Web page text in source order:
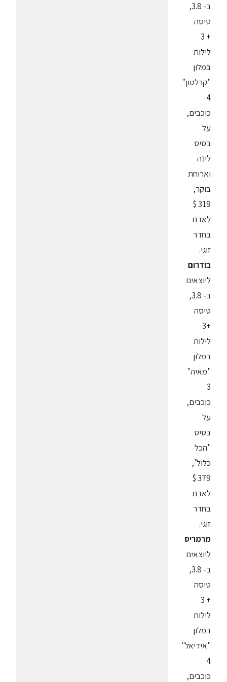
ב- 3.8,
טיסה
+ 3
לילות
במלון
"קרלטון"
4
כוכבים,
על
בסיס
לינה
וארוחת
בוקר,
319 $
לאדם
בחדר
זוגי.
בודרום
ליוצאים
ב- 3.8,
טיסה
+3
לילות
במלון
"מאיה"
3
כוכבים,
על
בסיס
"הכל
כלול",
379 $
לאדם
בחדר
זוגי.
מרמריס
ליוצאים
ב- 3.8,
טיסה
+ 3
לילות
במלון
"אידיאל"
4
כוכבים,